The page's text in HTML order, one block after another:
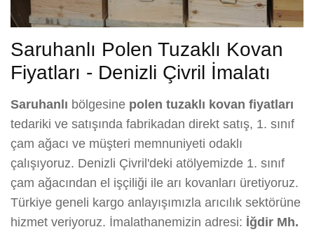
Saruhanlı Polen Tuzaklı Kovan
Fiyatları - Denizli Çivril İmalatı
Saruhanlı bölgesine polen tuzaklı kovan fiyatları
tedariki ve satışında fabrikadan direkt satış, 1. sınıf
çam ağacı ve müşteri memnuniyeti odaklı
çalışıyoruz. Denizli Çivril'deki atölyemizde 1. sınıf
çam ağacından el işçiliği ile arı kovanları üretiyoruz.
Türkiye geneli kargo anlayışımızla arıcılık sektörüne
hizmet veriyoruz. İmalathanemizin adresi: İğdir Mh.